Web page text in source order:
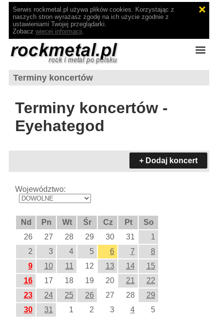
Serwis rockmetal.pl używa plików cookies. Korzystając z
naszych stron wyrażasz zgodę na ich użycie zgodnie z
ustawieniami Twojej przeglądarki.
Zobacz więcej informacji.
Terminy koncertów
Terminy koncertów -
Eyehategod
+ Dodaj koncert
Województwo:
Nd Pn Wt Śr Cz Pt
So
26
27 28 29 30 31
1
2
3 4 5 6 7
8
9
10 11 12 13 14
15
16
17 18 19 20 21
22
23
24 25 26 27 28
29
30
31 1 2 3 4 5